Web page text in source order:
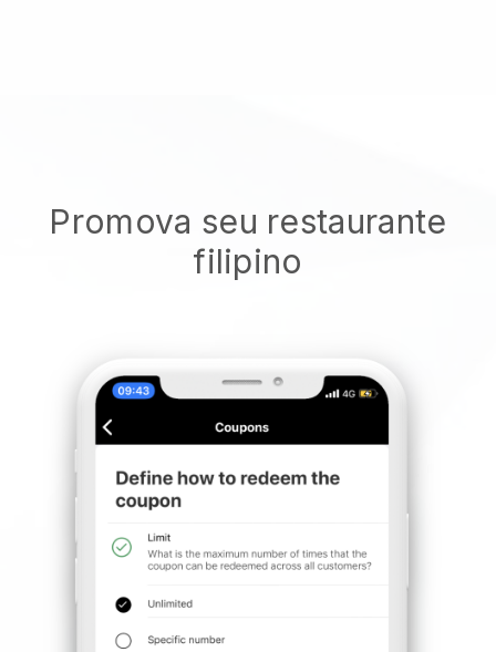
Promova seu restaurante
filipino